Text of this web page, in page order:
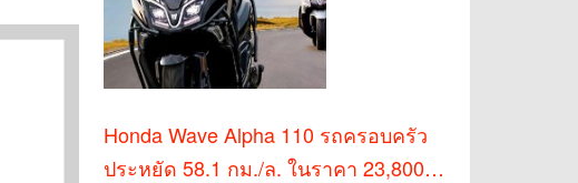
Honda Wave Alpha 110 รถครอบครัว
ประหยัด 58.1 กม./ล. ในราคา 23,800